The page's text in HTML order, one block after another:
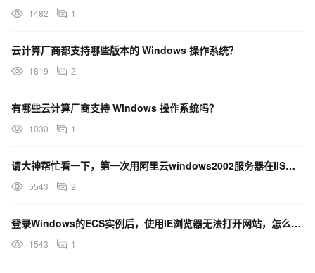
1482 1
云计算厂商都支持哪些版本的 Windows 操作系统？
1819 2
有哪些云计算厂商支持 Windows 操作系统吗？
1030 1
请大神帮忙看一下，第一次用阿里云windows2002服务器在IIS部署ASP.NET网站 出现错误
5543 2
登录Windows的ECS实例后，使用IE浏览器无法打开网站，怎么办？
1543 1